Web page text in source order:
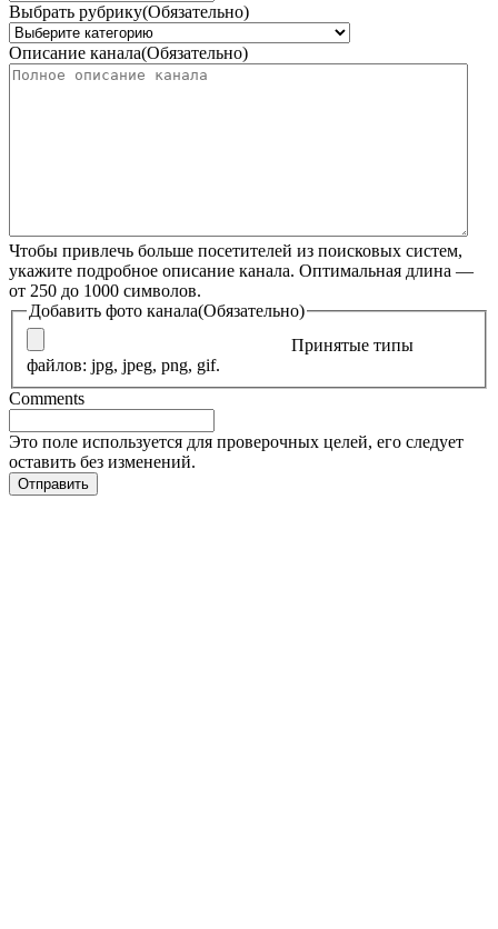
Выбрать рубрику(Обязательно)
Описание канала(Обязательно)
Чтобы привлечь больше посетителей из поисковых систем,
укажите подробное описание канала. Оптимальная длина —
от 250 до 1000 символов.
Добавить фото канала(Обязательно)
Принятые типы
файлов: jpg, jpeg, png, gif.
Comments
Это поле используется для проверочных целей, его следует
оставить без изменений.